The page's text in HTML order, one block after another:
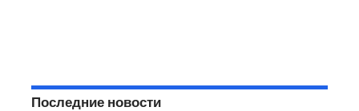
Последние новости